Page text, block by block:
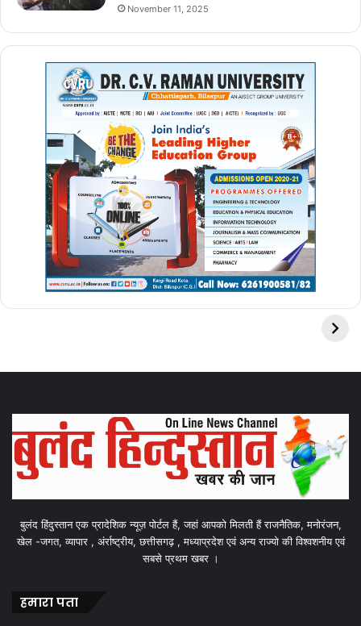
ध्यान, आसन, प्राणायाम और संगीत के माध्यम से खोजा जाता है। जीवामुक्ति योग
यह प्रकार प्रेक्टिशनर को अपने शरीर को जानने, स्वीकार करने और
सीखने की शिक्षा देता है। कृपालु के छात्र आवक देख कर अपने स्तर का अभ्यास
करना सीखता है। Yoga कक्षाएं आमतौर पर श्वास अभ्यास और कोमल स्ट्रेच के
साथ शुरू होती हैं, इसके बाद व्यक्तिगत पोज और अंतिम विश्राम की एक श्रृंखला
होती है।
कुंडलिनी योग:
कुंडलिनी का अर्थ है “एक साँप की तरह कुंडलित होना।” कुंडलिनी
योग ध्यान की एक प्रणाली है जिसका उद्देश्य मन में दबी हुई ऊर्जा को जारी करना
है। Yoga एक वर्ग आम तौर पर जप के साथ शुरू होता है और गायन के साथ
समाप्त होता है। बीच में, यह एक विशिष्ट परिणाम बनाने के लिए आसन, प्राणायाम
और ध्यान को अनुकूलित करता है।
1980 के दशक के अंत में, प्रेक्टिशनरों ने पारंपरिक अष्टांग प्रणाली
pant/
November 11, 2025
बुलंद हिंदुस्तान एक प्रादेशिक न्यूज़ पोर्टल हैं, जहां आपको मिलती हैं राजनैतिक, मनोरंजन,
खेल -जगत, व्यापार , अंर्राष्ट्रीय, छत्तीसगढ़ , मध्याप्रदेश एवं अन्य राज्यो की विश्वशनीय एवं
सबसे प्रथम खबर ।
हमारा पता